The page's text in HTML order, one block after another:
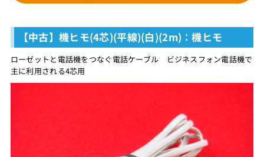
【中古】機ヒモ(4芯)(平線)(白)(2m)：機ヒモ
ローゼットと電話機をつなぐ電話ケーブル ビジネスフォン電話機で
主に利用される4芯用